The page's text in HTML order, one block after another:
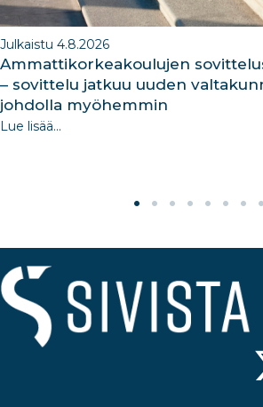
Julkaistu 4.8.2026
Ammattikorkeakoulujen
– sovittelu jatkuu uuden
johdolla myöhemmin
Lue lisää...